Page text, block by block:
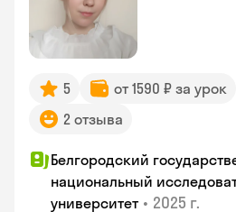
5 от 1590 ₽ за урок
2 отзыва
Белгородский
национальный
университет • 2025 г.